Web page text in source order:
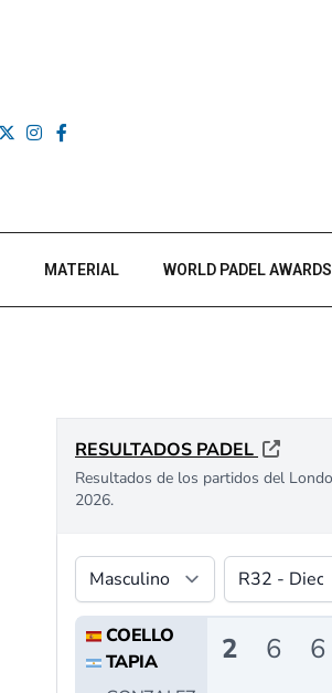
MATERIAL WORLD PADEL AWARDS